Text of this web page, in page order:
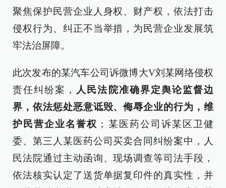
聚焦保护民营企业人身权、财产权，依法打击
侵权行为、纠正不当举措，为民营企业发展筑
牢法治屏障。
此次发布的某汽车公司诉微博大V刘某网络侵权
责任纠纷案，
人民法院准确界定舆论监督边
界，依法惩处恶意诋毁、侮辱企业的行为，维
护民营企业名誉权 ；某医药公司诉某区卫健
委、第三人某医药公司买卖合同纠纷案中，人
民法院通过主动函询、现场调查等司法手段，
依法核实认定了送货单据复印件的真实性，并